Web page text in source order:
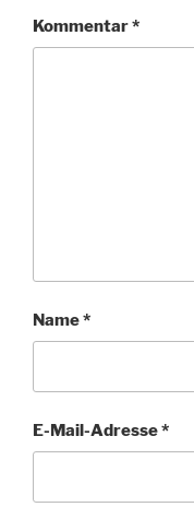
Kommentar*
Name*
E-Mail-Adresse*